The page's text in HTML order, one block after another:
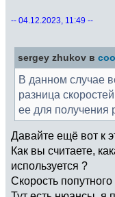
-- 04.12.2023, 11:49 --
sergey zhukov в
В данном случае
разница
ее для получения
Давайте ещё вот к
Как вы считаете,
используется ?
Скорость